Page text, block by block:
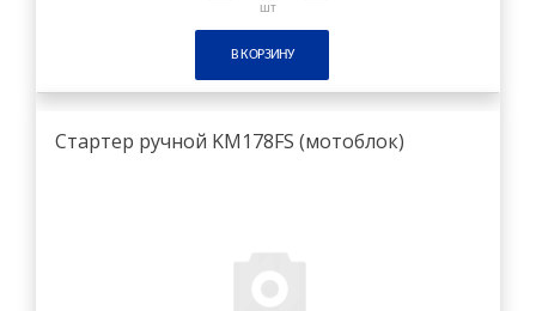
шт
В КОРЗИНУ
Стартер ручной KM178FS (мотоблок)